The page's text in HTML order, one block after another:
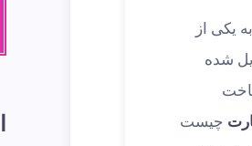
به یکی از
شده
چیست